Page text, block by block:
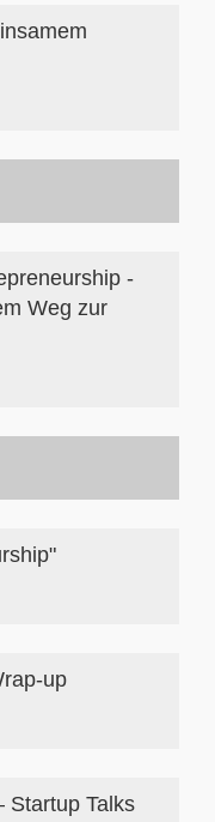
-
Weg zur
up
Startup Talks